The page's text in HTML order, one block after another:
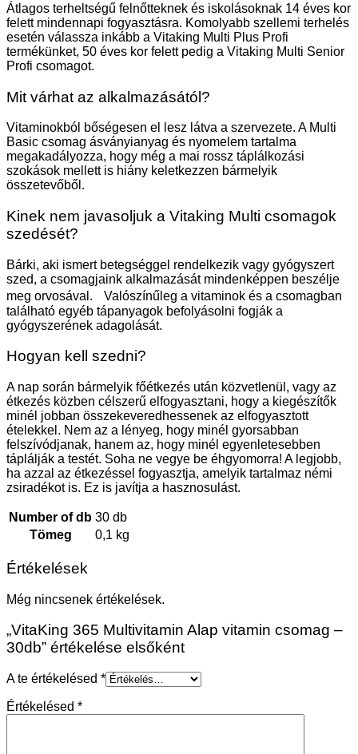
Átlagos terheltségű felnőtteknek és iskolásoknak 14 éves kor
felett mindennapi fogyasztásra. Komolyabb szellemi terhelés
esetén válassza inkább a Vitaking Multi Plus Profi
termékünket, 50 éves kor felett pedig a Vitaking Multi Senior
Profi csomagot.
Mit várhat az alkalmazásától?
Vitaminokból bőségesen el lesz látva a szervezete. A Multi
Basic csomag ásványianyag és nyomelem tartalma
megakadályozza, hogy még a mai rossz táplálkozási
szokások mellett is hiány keletkezzen bármelyik
összetevőből.
Kinek nem javasoljuk a Vitaking Multi csomagok
szedését?
Bárki, aki ismert betegséggel rendelkezik vagy gyógyszert
szed, a csomagjaink alkalmazását mindenképpen beszélje
meg orvosával. Valószínűleg a vitaminok és a csomagban
található egyéb tápanyagok befolyásolni fogják a
gyógyszerének adagolását.
Hogyan kell szedni?
A nap során bármelyik főétkezés után közvetlenül, vagy az
étkezés közben célszerű elfogyasztani, hogy a kiegészítők
minél jobban összekeveredhessenek az elfogyasztott
ételekkel. Nem az a lényeg, hogy minél gyorsabban
felszívódjanak, hanem az, hogy minél egyenletesebben
táplálják a testét. Soha ne vegye be éhgyomorra! A legjobb,
ha azzal az étkezéssel fogyasztja, amelyik tartalmaz némi
zsiradékot is. Ez is javítja a hasznosulást.
Number of db 30 db
Tömeg
0,1 kg
Értékelések
Még nincsenek értékelések.
„VitaKing 365 Multivitamin Alap vitamin csomag –
30db” értékelése elsőként
A te értékelésed *
Értékelésed *